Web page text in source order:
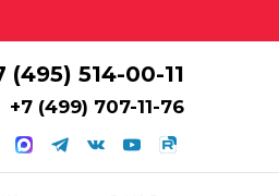
(495) 514-00-11
+7 (499) 707-11-76